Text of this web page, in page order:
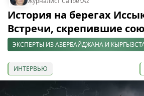
История на берегах
Встречи, скрепившие
ЭКСПЕРТЫ ИЗ АЗЕРБАЙДЖАНА И
ИНТЕРВЬЮ